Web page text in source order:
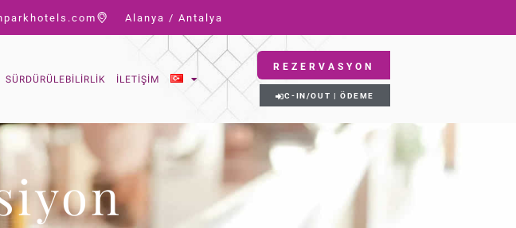
Alanya / Antalya
SÜRDÜRÜLEBILIRLIK İLETIŞIM
REZERVASYON
C-IN/OUT | ÖDEME